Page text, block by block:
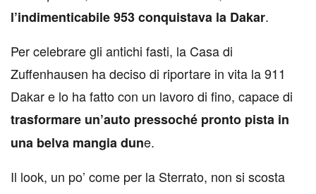
l’indimenticabile 953 conquistava la Dakar.
Per celebrare gli antichi fasti, la Casa di
Zuffenhausen ha deciso di riportare in vita la 911
Dakar e lo ha fatto con un lavoro di fino, capace di
trasformare un’auto pressoché pronto pista in
una belva mangia dune.
Il look, un po’ come per la Sterrato, non si scosta